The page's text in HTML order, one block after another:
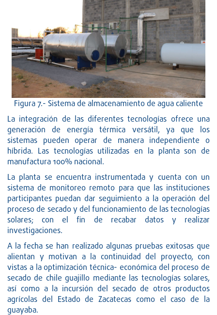
Figura 7.- Sistema de almacenamiento de agua caliente
La integración de las diferentes tecnologías ofrece una
generación de energía térmica versátil, ya que los
sistemas pueden operar de manera independiente o
híbrida. Las tecnologías utilizadas en la planta son de
manufactura 100% nacional.
La planta se encuentra instrumentada y cuenta con un
sistema de monitoreo remoto para que las instituciones
participantes puedan dar seguimiento a la operación del
proceso de secado y del funcionamiento de las tecnologías
solares; con el fin de recabar datos y realizar
investigaciones.
A la fecha se han realizado algunas pruebas exitosas que
alientan y motivan a la continuidad del proyecto, con
vistas a la optimización técnica- económica del proceso de
secado de chile guajillo mediante las tecnologías solares,
así como a la incursión del secado de otros productos
agrícolas del Estado de Zacatecas como el caso de la
guayaba.